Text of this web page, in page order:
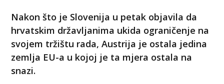
Nakon što je Slovenija u petak objavila da
hrvatskim državljanima ukida ograničenje na
svojem tržištu rada, Austrija je ostala jedina
zemlja EU-a u kojoj je ta mjera ostala na
snazi.